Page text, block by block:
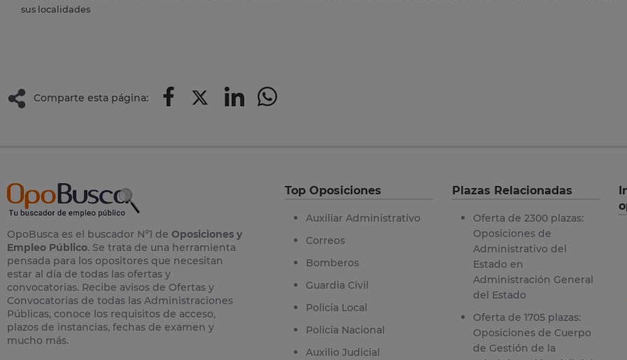
sus localidades
Comparte esta página:
OpoBusca es el buscador Nº1 de Oposiciones y
Empleo Público. Se trata de una herramienta
pensada para los opositores que necesitan
estar al día de todas las ofertas y
convocatorias. Recibe avisos de Ofertas y
Convocatorias de todas las Administraciones
Públicas, conoce los requisitos de acceso,
plazos de instancias, fechas de examen y
mucho más.
Top Oposiciones
Auxiliar Administrativo
Correos
Bomberos
Guardia Civil
Policía Local
Policía Nacional
Auxilio Judicial
Plazas Relacionadas
Oferta de 2300 plazas:
Oposiciones de
Administrativo del
Estado en
Administración General
del Estado
Oferta de 1705 plazas:
Oposiciones de Cuerpo
de Gestión de la